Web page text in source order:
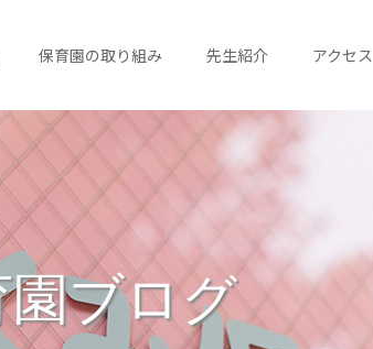
保育園の取り組み 先生紹介 アクセス
ブログ